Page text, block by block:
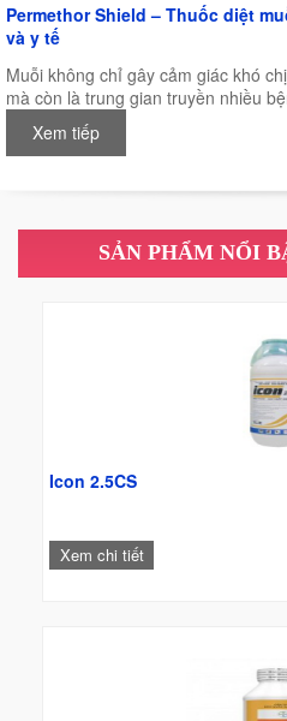
Permethor Shield – Thuốc diệt
và y tế
Muỗi không chỉ gây cảm giác khó
mà còn là trung gian truyền nhiều
huyết, sốt rét, viêm não Nhật Bản,
khác. Đặc biệt trong điều kiện khí
càng trở nên cấp thiết.
Xem tiếp
SẢN PHẨM NỔI
Icon 2.5CS
Xem chi tiết